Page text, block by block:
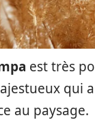
est très
qui
au paysage.